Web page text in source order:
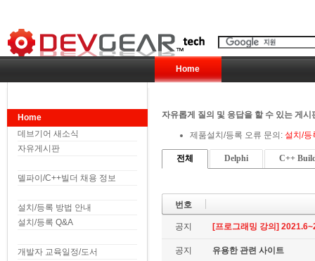
Home
Home
데브기어 새소식
자유게시판
델파이/C++빌더 채용 정보
설치/등록 방법 안내
설치/등록 Q&A
개발자 교육일정/도서
자유롭게 질의 및 응답을 할 수 있는 게
제품설치/등록 오류 문의: 설치/등
전체 Delphi C++
번호
공지 [프로그래밍 강의]
공지 유용한 관련 사이트